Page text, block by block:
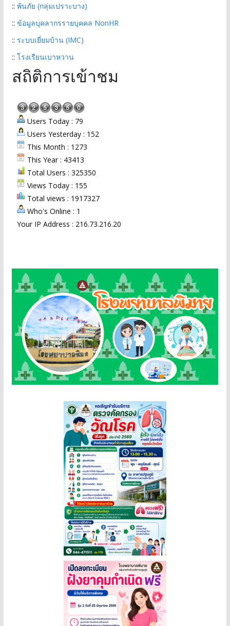
:: พ้นภัย (กลุ่มเปราะบาง)
:: ข้อมูลบุคลากรรายบุคคล NonHR
:: ระบบเยี่ยมบ้าน (IMC)
:: โรงเรียนเบาหวาน
สถิติการเข้าชม
Users Today : 79
Users Yesterday : 152
This Month : 1273
This Year : 43413
Total Users : 325350
Views Today : 155
Total views : 1917327
Who's Online : 1
Your IP Address : 216.73.216.20